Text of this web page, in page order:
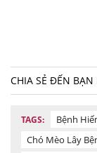
CHIA SẺ ĐẾN BẠN
TAGS: Bệnh
Chó Mèo Lây